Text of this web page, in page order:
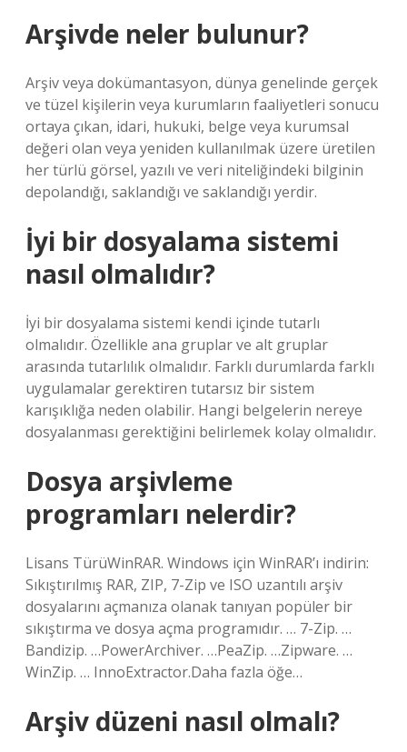
Arşivde neler bulunur?
Arşiv veya dokümantasyon, dünya genelinde gerçek
ve tüzel kişilerin veya kurumların faaliyetleri sonucu
ortaya çıkan, idari, hukuki, belge veya kurumsal
değeri olan veya yeniden kullanılmak üzere üretilen
her türlü görsel, yazılı ve veri niteliğindeki bilginin
depolandığı, saklandığı ve saklandığı yerdir.
İyi bir dosyalama sistemi
nasıl olmalıdır?
İyi bir dosyalama sistemi kendi içinde tutarlı
olmalıdır. Özellikle ana gruplar ve alt gruplar
arasında tutarlılık olmalıdır. Farklı durumlarda farklı
uygulamalar gerektiren tutarsız bir sistem
karışıklığa neden olabilir. Hangi belgelerin nereye
dosyalanması gerektiğini belirlemek kolay olmalıdır.
Dosya arşivleme
programları nelerdir?
Lisans TürüWinRAR. Windows için WinRAR’ı indirin:
Sıkıştırılmış RAR, ZIP, 7-Zip ve ISO uzantılı arşiv
dosyalarını açmanıza olanak tanıyan popüler bir
sıkıştırma ve dosya açma programıdır. … 7-Zip. …
Bandizip. …PowerArchiver. …PeaZip. …Zipware. …
WinZip. … InnoExtractor.Daha fazla öğe…
Arşiv düzeni nasıl olmalı?